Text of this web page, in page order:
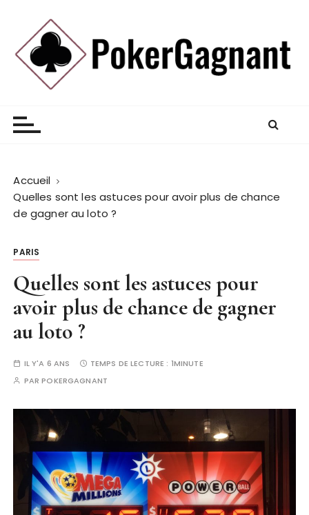
Accueil
Quelles sont les astuces pour avoir plus de chance
de gagner au loto ?
PARIS
Quelles sont les astuces pour
avoir plus de chance de gagner
au loto ?
IL Y'A 6 ANS TEMPS DE LECTURE : 1MINUTE
PARPOKERGAGNANT